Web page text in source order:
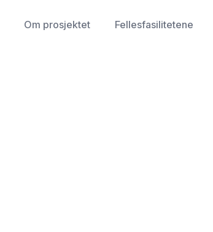
Om prosjektet Fellesfasilitetene